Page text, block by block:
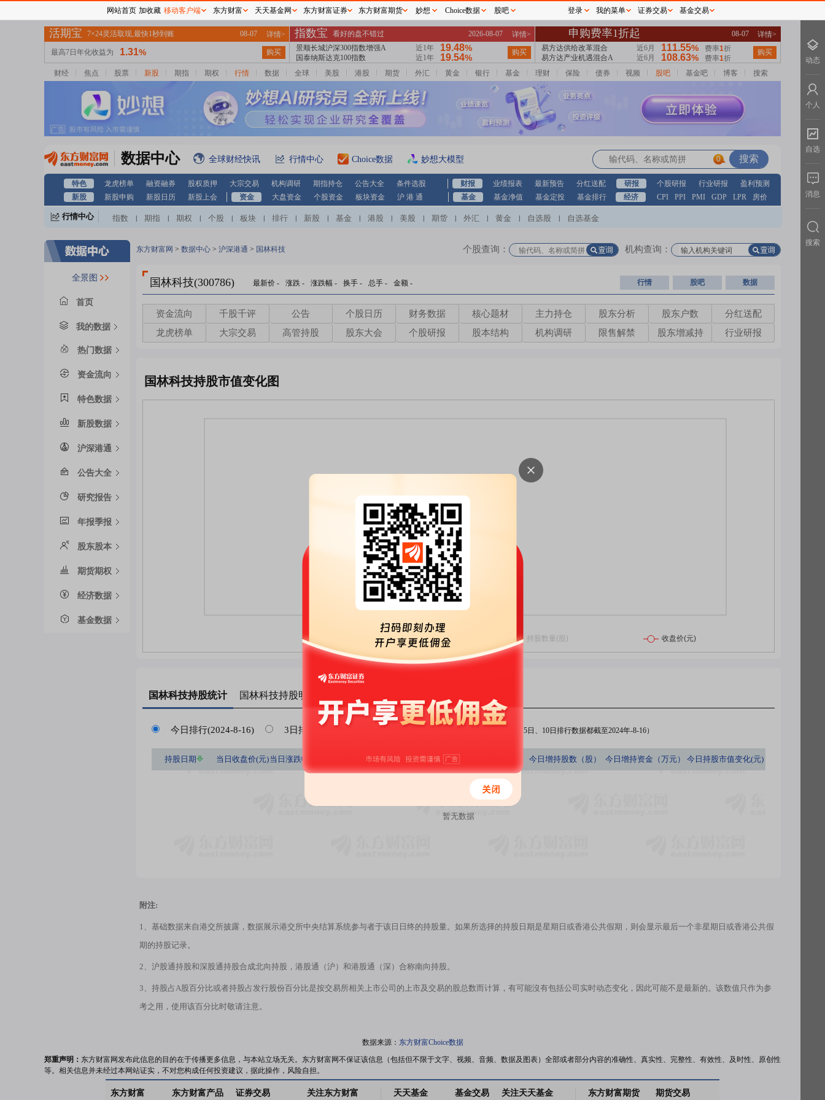
财经 焦点 股票 新股 期指 期权 行情 数据 全球 美股 港股 期货 外汇 黄金 银行 基金 理财 保险 债券 视频 股吧 基金吧 博客 搜索
数据中心 全球财经快讯 行情中心 Choice数据 妙想大模型 0
特色 龙虎榜单 融资融券 股权质押 大宗交易 机构调研 期指持仓 公告大全 条件选股 财报 业绩报表 最新预告 分红送配 研报 个股研报 行业研报
盈利预测
新股
新股申购 新股日历 新股上会 资金 大盘资金 个股资金 板块资金 沪 港 通 基金 基金净值 基金定投 基金排行 经济 CPI PPI PMI GDP LPR 房价
行情中心 指数 期指 期权 个股 板块 排行 新股 基金 港股 美股 期货 外汇 黄金 自选股 自选基金
全景图
首页
我的数据
热门数据
资金流向
特色数据
新股数据
沪深港通
公告大全
研究报告
年报季报
股东股本
期货期权
经济数据
基金数据
东方财富网 > 数据中心 > 沪深港通 > 国林科技 个股查询： 机构查询：
国林科技(300786) 最新价 - 涨跌 - 涨跌幅 - 换手 - 总手 - 金额 - 行情 股吧 数据
资金流向 千股千评 公告 个股日历 财务数据 核心题材 主力持仓 股东分析 股东户数
分红送配
龙虎榜单
大宗交易 高管持股 股东大会 个股研报 股本结构 机构调研 限售解禁 股东增减持 行业研报
国林科技持股市值变化图
国林科技持股统计 国林科技持股明细
今日排行(2024-8-16) 3日排行 （注：今日、3日、5日、10日排行数据都截至2024年-8-16）
持股日期 当日收盘价(元)当日涨跌幅(%) 持股数量(股) 持股市值(元)
持股数量占A股百分比
今日 增持股数（股） 今日 增持资金（万元） 今日 持股市值变化(元)
暂无数据
附注:
1、基础数据来自港交所披露，数据展示港交所中央结算系统参与者于该日日终的持股量。如果所选择的持股日期是星期日或香港公共假期，则会显示最后一个非星期日或香港公共假
期的持股记录。
2、沪股通持股和深股通持股合成北向持股，港股通（沪）和港股通（深）合称南向持股。
3、持股占A股百分比或者持股占发行股份百分比是按交易所相关上市公司的上市及交易的股总数而计算，有可能沒有包括公司实时动态变化，因此可能不是最新的。该数值只作为参
考之用，使用该百分比时敬请注意。
数据来源： 东方财富Choice数据
郑重声明： 东方财富网发布此信息的目的在于传播更多信息，与本站立场无关。东方财富网不保证该信息（包括但不限于文字、视频、音频、数据及图表）全部或者部分内容的准确性、真实性、完整性、有效性、及时性、原创性
等。相关信息并未经过本网站证实，不对您构成任何投资建议，据此操作，风险自担。
东方财富 东方财富产品 证券交易 关注东方财富 天天基金 基金交易 关注天天基金 东方财富期货 期货交易
网站首页 加收藏 移动客户端 东方财富 天天基金网 东方财富证券 东方财富期货 妙想 Choice数据 股吧 登录 我的菜单 证券交易 基金交易
动态
个人
自选
消息
搜索